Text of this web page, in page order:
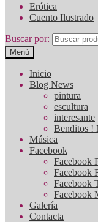
Erótica
Cuento Ilustrado
Buscar por:
Menú
Inicio
Blog News
pintura
escultura
interesante
Benditos !
Música
Facebook
Facebook
Facebook
Facebook
Facebook
Galería
Contacta